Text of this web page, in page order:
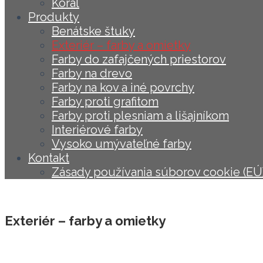
Koral
Produkty
Benátske štuky
Exteriér – farby a omietky
Farby do zafajčených priestorov
Farby na drevo
Farby na kov a iné povrchy
Farby proti grafitom
Farby proti plesniam a lišajníkom
Interiérové farby
Vysoko umývateľné farby
Kontakt
Zásady používania súborov cookie
Exteriér – farby a omietky